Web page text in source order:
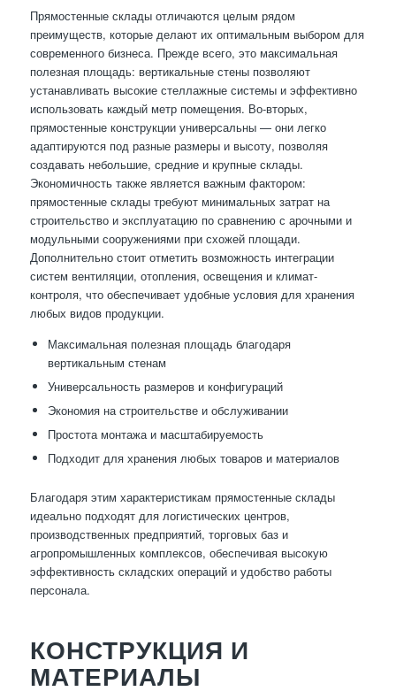
Прямостенные склады отличаются целым рядом
преимуществ, которые делают их оптимальным выбором для
современного бизнеса. Прежде всего, это максимальная
полезная площадь: вертикальные стены позволяют
устанавливать высокие стеллажные системы и эффективно
использовать каждый метр помещения. Во-вторых,
прямостенные конструкции универсальны — они легко
адаптируются под разные размеры и высоту, позволяя
создавать небольшие, средние и крупные склады.
Экономичность также является важным фактором:
прямостенные склады требуют минимальных затрат на
строительство и эксплуатацию по сравнению с арочными и
модульными сооружениями при схожей площади.
Дополнительно стоит отметить возможность интеграции
систем вентиляции, отопления, освещения и климат-
контроля, что обеспечивает удобные условия для хранения
любых видов продукции.
Максимальная полезная площадь благодаря
вертикальным стенам
Универсальность размеров и конфигураций
Экономия на строительстве и обслуживании
Простота монтажа и масштабируемость
Подходит для хранения любых товаров и материалов
Благодаря этим характеристикам прямостенные склады
идеально подходят для логистических центров,
производственных предприятий, торговых баз и
агропромышленных комплексов, обеспечивая высокую
эффективность складских операций и удобство работы
персонала.
КОНСТРУКЦИЯ И
МАТЕРИАЛЫ